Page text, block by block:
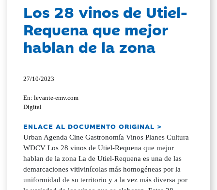
Los 28 vinos de Utiel-
Requena que mejor
hablan de la zona
27/10/2023
En: levante-emv.com
Digital
ENLACE AL DOCUMENTO ORIGINAL >
Urban Agenda Cine Gastronomía Vinos Planes Cultura
WDCV Los 28 vinos de Utiel-Requena que mejor
hablan de la zona La de Utiel-Requena es una de las
demarcaciones vitivinícolas más homogéneas por la
uniformidad de su territorio y a la vez más diversa por